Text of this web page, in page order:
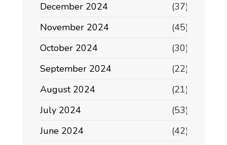
December 2024
(37)
November 2024
(45)
October 2024
(30)
September 2024
(22)
August 2024
(21)
July 2024
(53)
June 2024
(42)